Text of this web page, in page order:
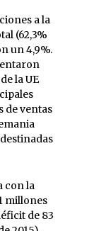
a la
(62,3%
un 4,9%.
la UE
de ventas
con la
millones
de 83